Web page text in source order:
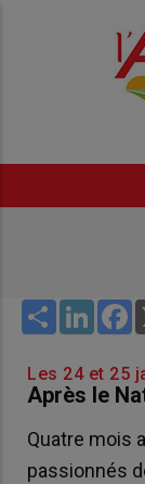
Share
Les 24 et 25
Après le
Quatre mois
passionnés